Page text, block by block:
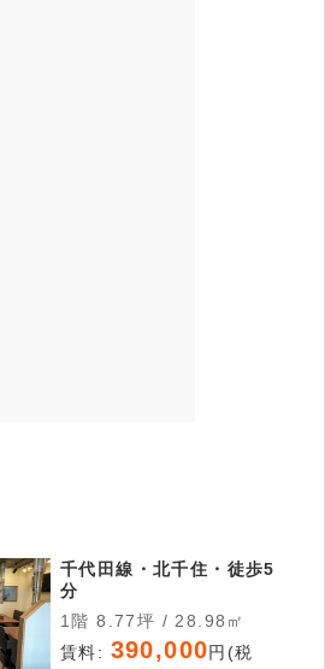
千代田線・北千住・徒歩5
分
1階 8.77坪 / 28.98㎡
賃料: 390,000円(税